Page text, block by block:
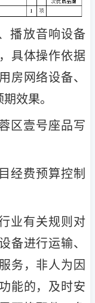
播放音响设备
具体操作依据
房网络设备、
效果。
区壹号座品写
经费预算控制
业有关规则对
备进行运输、
务，非人为因
能的，及时安